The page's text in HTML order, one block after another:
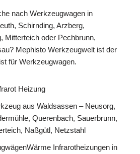
nach Werkzeugwagen in
Schirnding, Arzberg,
Mitterteich oder Pechbrunn,
Mephisto Werkzeugwelt ist der
für Werkzeugwagen.
Heizung
aus Waldsassen – Neusorg,
Querenbach, Sauerbrunn,
Naßgütl, Netzstahl
Infrarotheizungen in